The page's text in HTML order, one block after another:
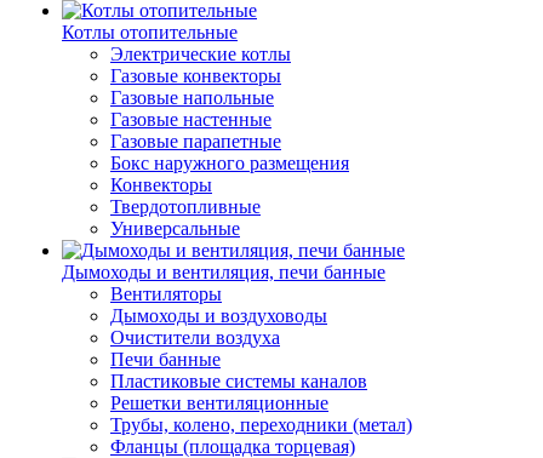
Котлы отопительные
Электрические котлы
Газовые конвекторы
Газовые напольные
Газовые настенные
Газовые парапетные
Бокс наружного размещения
Конвекторы
Твердотопливные
Универсальные
Дымоходы и вентиляция, печи банные
Вентиляторы
Дымоходы и воздуховоды
Очистители воздуха
Печи банные
Пластиковые системы каналов
Решетки вентиляционные
Трубы, колено, переходники (метал)
Фланцы (площадка торцевая)